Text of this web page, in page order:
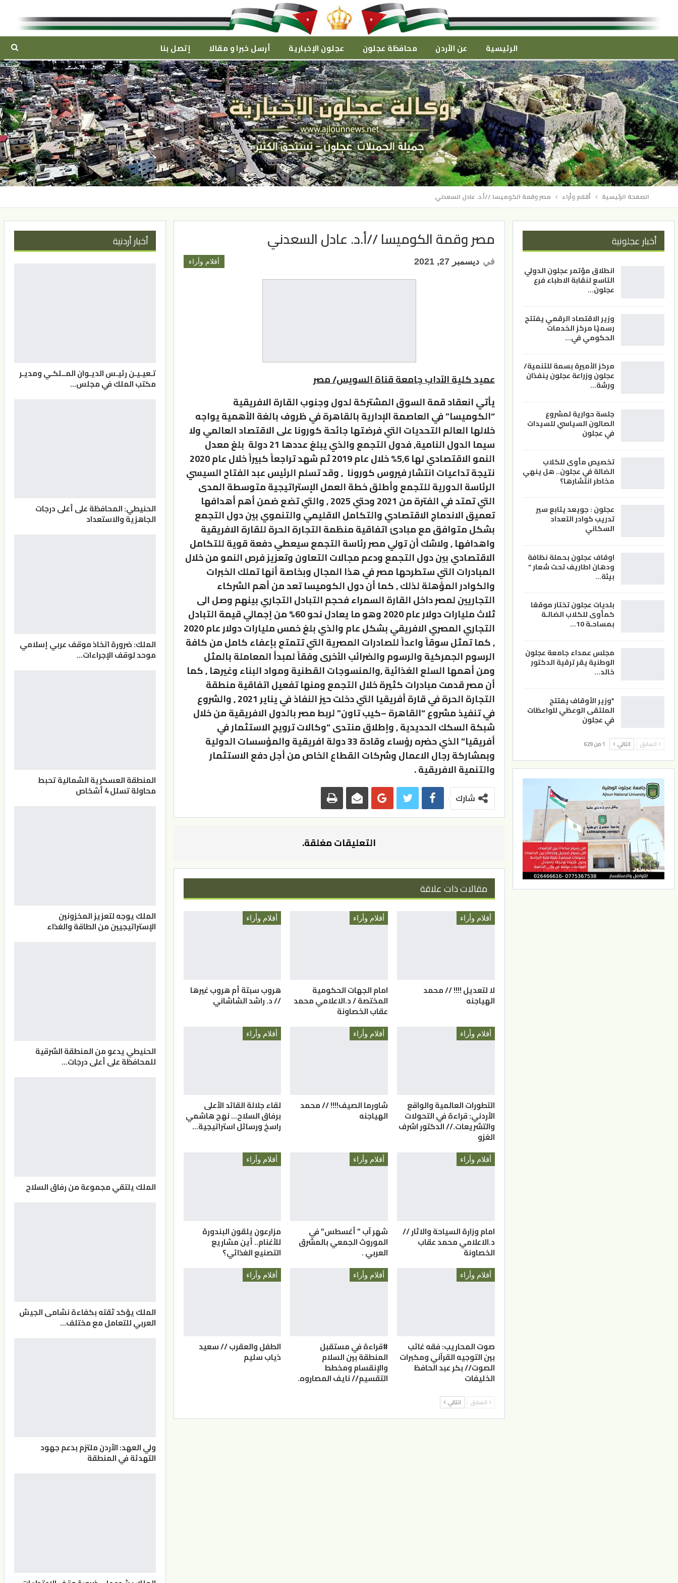
الرئيسية عن الأردن محافظة عجلون عجلون الإخبارية أرسل خبرا و مقالا إتصل بنا
الصفحة الرئيسية أقلام وأراء مصر وقمة الكوميسا //أ.د. عادل السعدني
مصر وقمة الكوميسا //أ.د. عادل السعدني
أقلام وأراء في ديسمبر 27, 2021
عميد كلية الآداب جامعة قناة السويس/ مصر
يأتي انعقاد قمة السوق المشتركة لدول وجنوب القارة الافريقية
“الكوميسا” في العاصمة الإدارية بالقاهرة في ظروف بالغة الأهمية يواجه
خلالها العالم التحديات التي فرضتها جائحة كورونا على الاقتصاد العالمي ولا
سيما الدول النامية, فدول التجمع والذي يبلغ عددها 21 دولة بلغ معدل
النمو الاقتصادي لها 5,6% خلال عام 2019 ثم شهد تراجعاً كبيراً خلال عام 2020
نتيجة تداعيات انتشار فيروس كورونا , وقد تسلم الرئيس عبد الفتاح السيسي
الرئاسة الدورية للتجمع وأطلق خطة العمل الإستراتيجية متوسطة المدى
التي تمتد في الفترة من 2021 وحتي 2025 , والتي تضع ضمن أهم أهدافها
تعميق الاندماج الاقتصادي والتكامل الاقليمي والتنموي بين دول التجمع
بشكل متوافق مع مبادئ اتفاقية منظمة التجارة الحرة للقارة الافريقية
واهدافها , ولاشك أن تولي مصر رئاسة التجمع سيعطي دفعة قوية للتكامل
الاقتصادي بين دول التجمع ودعم مجالات التعاون وتعزيز فرص النمو من خلال
المبادرات التي ستطرحها مصر في هذا المجال وبخاصة أنها تملك الخبرات
والكوادر المؤهلة لذلك , كما أن دول الكوميسا تعد من أهم الشركاء
التجاريين لمصر داخل القارة السمراء فحجم التبادل التجاري بينهم وصل الى
ثلاث مليارات دولار عام 2020 وهو ما يعادل نحو 60% من إجمالي قيمة التبادل
التجاري المصري الافريقي بشكل عام والذي بلغ خمس مليارات دولار عام 2020
, كما تمثل سوقاً واعداً للصادرات المصرية التي تتمتع بإعفاء كامل من كافة
الرسوم الجمركية والرسوم والضرائب الأخرى وفقاً لمبدأ المعاملة بالمثل
ومن أهمها السلع الغذائية ,والمنسوجات القطنية ومواد البناء وغيرها , كما
أن مصر قدمت مبادرات كثيرة خلال التجمع ومنها تفعيل اتفاقية منطقة
التجارة الحرة في قارة أفريقيا التي دخلت حيز النفاذ في يناير 2021 , والشروع
في تنفيذ مشروع “القاهرة –كيب تاون” لربط مصر بالدول الافريقية من خلال
شبكة السكك الحديدية , وإطلاق منتدى “وكالات ترويج الاستثمار في
أفريقيا” الذي حضره رؤساء وقادة 33 دولة افريقية والمؤسسات الدولية
وبمشاركة رجال الاعمال وشركات القطاع الخاص من أجل دفع الاستثمار
والتنمية الافريقية .
شارك
التعليقات مغلقة.
مقالات ذات علاقة
أقلام وأراء
لا لتعديل !!!! // محمد
الهياجنه
أقلام وأراء
امام الجهات الحكومية
المختصة / د.الاعلامي محمد
عقاب الخصاونة
أقلام وأراء
هروب سبتة أم هروب غيرها
// د. راشد الشاشاني
أقلام وأراء
التطورات العالمية والواقع
الأردني: قراءة في التحولات
والتشريعات.// الدكتور اشرف
الغزو
أقلام وأراء
شاورما الصيف!!!! // محمد
الهياجنه
أقلام وأراء
لقاء جلالة القائد الأعلى
برفاق السلاح… نهج هاشمي
راسخ ورسائل استراتيجية…
أقلام وأراء
امام وزارة السياحة والاثار //
د.الاعلامي محمد عقاب
الخصاونة
أقلام وأراء
شهر آب ” أغسطس” في
الموروث الجمعي بالمشرق
العربي .
أقلام وأراء
مزارعون يلقون البندورة
للأغنام.. أين مشاريع
التصنيع الغذائي؟
أقلام وأراء
صوت المحاريب: فقه غائب
بين التوجيه القرآني ومكبرات
الصوت// بكر عبد الحافظ
الخليفات
أقلام وأراء
#قراءة في مستقبل
المنطقة بين السلام
والإنقسام ومخطط
التقسيم// نايف المصاروه.
أقلام وأراء
الطفل والعقرب // سعيد
ذياب سليم
السابق التالي
أخبار عجلونية
انطلاق مؤتمر عجلون الدولي
التاسع لنقابة الاطباء فرع
عجلون…
وزير الاقتصاد الرقمي يفتتح
رسميًا مركز الخدمات
الحكومي في…
مركز الأميرة بسمة للتنمية/
عجلون وزراعة عجلون ينفذان
ورشة…
جلسة حوارية لمشروع
الصالون السياسي للسيدات
في عجلون
تخصيص مأوى للكلاب
الضالة في عجلون.. هل ينهي
مخاطر انتشارها؟
عجلون : جويعد يتابع سير
تدريب كوادر التعداد
السكاني
اوقاف عجلون بحملة نظافة
ودهان اطاريف تحت شعار ”
بيئة…
بلديات عجلون تختار موقعًا
كمأوى للكلاب الضالـة
بمساحـة 10…
مجلس عمداء جامعة عجلون
الوطنية يقر ترقية الدكتور
خالد…
*وزير الأوقاف يفتتح
الملتقى الوعظي للواعظات
في عجلون
السابق التالي 1 من 629
أخبار أردنية
تـعيـيـن رئيـس الديـوان المــلكـي ومديـر
مكتب الملك في مجلس…
الحنيطي: المحافظة على أعلى درجات
الجاهزية والاستعداد
الملك: ضرورة اتخاذ موقف عربي إسلامي
موحد لوقف الإجراءات…
المنطقة العسكرية الشمالية تحبط
محاولة تسلل 4 أشخاص
الملك يوجه لتعزيز المخزونين
الإستراتيجيين من الطاقة والغذاء
الحنيطي يدعو من المنطقة الشرقية
للمحافظة على أعلى درجات…
الملك يلتقي مجموعة من رفاق السلاح
الملك يؤكد ثقته بكفاءة نشامى الجيش
العربي للتعامل مع مختلف…
ولي العهد: الأردن ملتزم بدعم جهود
التهدئة في المنطقة